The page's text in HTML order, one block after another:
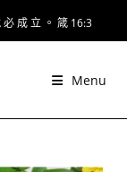
成 立 。 箴 16:3
Menu